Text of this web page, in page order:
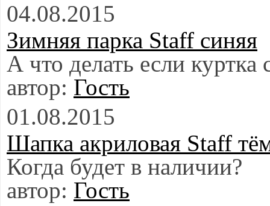
04.08.2015
Зимняя парка Staff синяя
А что делать если
Гость
01.08.2015
Шапка акриловая Staff
Когда будет в наличии?
Гость